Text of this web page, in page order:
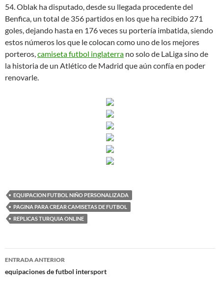
54. Oblak ha disputado, desde su llegada procedente del
Benfica, un total de 356 partidos en los que ha recibido 271
goles, dejando hasta en 176 veces su portería imbatida, siendo
estos números los que le colocan como uno de los mejores
porteros,camiseta futbol inglaterra no solo de LaLiga sino de
la historia de un Atlético de Madrid que aún confía en poder
renovarle.
EQUIPACION FUTBOL NIÑO PERSONALIZADA
PAGINA PARA CREAR CAMISETAS DE FUTBOL
REPLICAS TURQUIA ONLINE
Navegación
de
ENTRADA ANTERIOR
equipaciones de futbol intersport